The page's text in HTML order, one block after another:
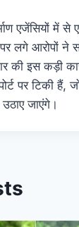
एजेंसियों में
लगे आरोपों ने
की इस कड़ी
पर टिकी हैं,
जाएंगे।